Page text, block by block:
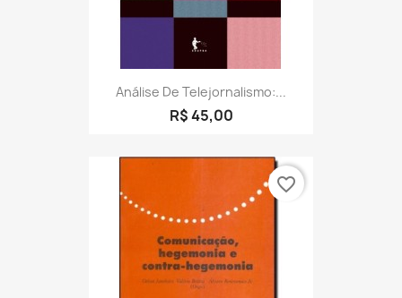
Análise De Telejornalismo:...
R$ 45,00
favorite_border